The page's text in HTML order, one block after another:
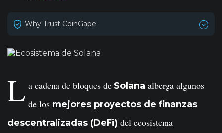
Why Trust CoinGape
L a cadena de bloques de Solana alberga algunos
de los mejores proyectos de finanzas
descentralizadas (DeFi) del ecosistema